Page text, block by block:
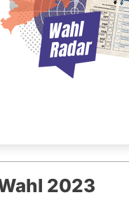
Ebene. Mögliche
werden bei uns nicht
2023